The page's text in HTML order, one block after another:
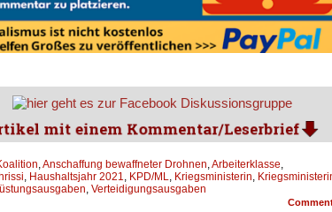
,Anschaffung bewaffneter Drohnen,Arbeiterklasse,
, Haushaltsjahr 2021, KPD/ML, Kriegsministerin,
, Verteidigungsausgaben